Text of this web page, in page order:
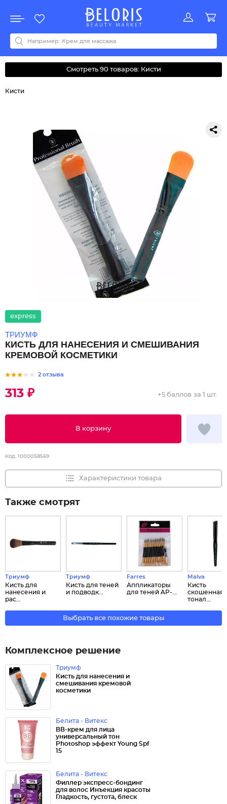
Акции
Все бренды
0-9ABCDEFGHIJKLMNOPQRSTUVWYZАБВДЗИМОКЛНПРСТУФ
Смотреть 90 товаров: Кисти
Кисти
express
ТРИУМФ
КИСТЬ ДЛЯ НАНЕСЕНИЯ И СМЕШИВАНИЯ
КРЕМОВОЙ КОСМЕТИКИ
2 отзыва
313 ₽
В корзину
+5 баллов за 1 шт.
Код: 1000058569
Характеристики товара
Также смотрят
Триумф
Кисть для
нанесения и
рас...
Триумф
Кисть для теней
и подводк...
Farres
Аппликаторы
для теней AP-...
Malva
Кисть
скошенная
тонал...
Выбрать все похожие товары
Комплексное решение
Триумф
Кисть для нанесения и
смешивания кремовой
косметики
Белита - Витекс
ВВ-крем для лица
универсальный тон
Photoshop эффект Young Spf
15
Белита - Витекс
Филлер экспресс-бондинг
для волос Инъекция красоты
Гладкость, густота, блеск